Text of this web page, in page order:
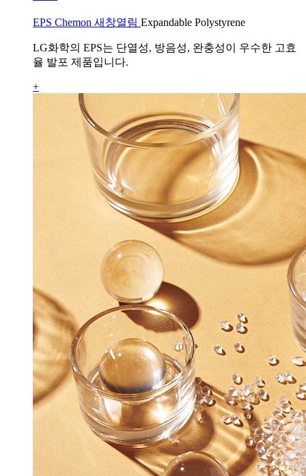
EPS Chemon 새창열림 Expandable Polystyrene
LG화학의 EPS는 단열성, 방음성, 완충성이 우수한 고효
율 발포 제품입니다.
+